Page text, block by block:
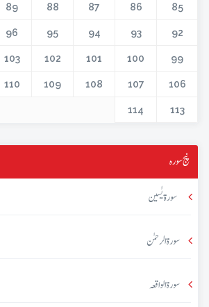
85
86
87
88
89
92
93
94
95
96
99
100
101
102
103
106
107
108
109
110
113
114
پنج سورہ
سورۃ یٰسین
سورۃ الرحمٰن
سورۃ الواقعہ